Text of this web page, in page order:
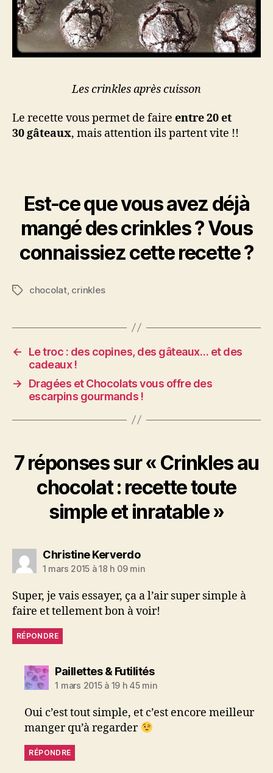
Les crinkles après cuisson
Le recette vous permet de faire entre 20 et
30 gâteaux, mais attention ils partent vite !!
Est-ce que vous avez déjà
mangé des crinkles ? Vous
connaissiez cette recette ?
Étiquettes
chocolat, crinkles
←
Le troc : des copines, des gâteaux… et des
cadeaux !
→
Dragées et Chocolats vous offre des
escarpins gourmands !
7 réponses sur « Crinkles au
chocolat : recette toute
simple et inratable »
Christine Kerverdodit :
1 mars 2015 à 18 h 09 min
Super, je vais essayer, ça a l’air super simple à
faire et tellement bon à voir!
RÉPONDRE
Paillettes & Futilitésdit :
1 mars 2015 à 19 h 45 min
Oui c’est tout simple, et c’est encore meilleur
manger qu’à regarder
RÉPONDRE